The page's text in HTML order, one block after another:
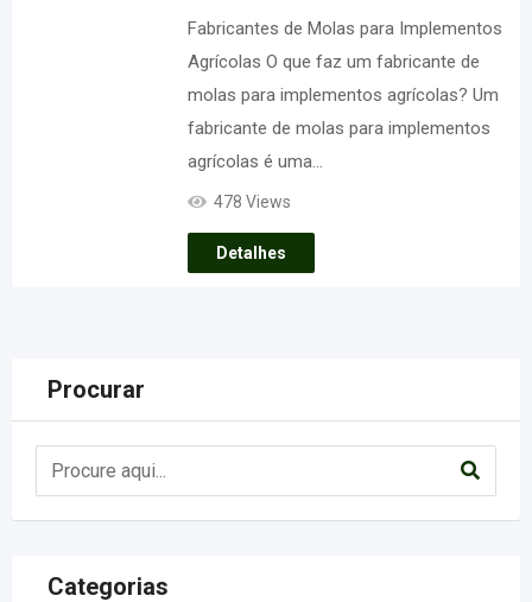
Fabricantes de Molas para Implementos
Agrícolas O que faz um fabricante de
molas para implementos agrícolas? Um
fabricante de molas para implementos
agrícolas é uma…
478 Views
Detalhes
Procurar
Categorias